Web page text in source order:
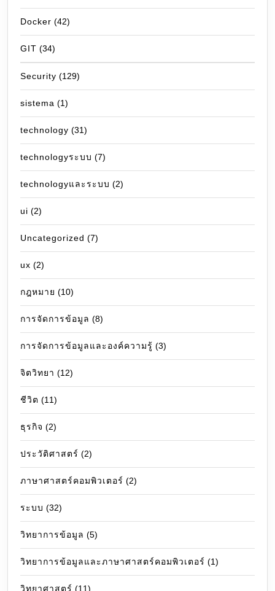
Docker (42)
GIT (34)
Security (129)
sistema (1)
technology (31)
technologyระบบ (7)
technologyและระบบ (2)
ui (2)
Uncategorized (7)
ux (2)
กฎหมาย (10)
การจัดการข้อมูล (8)
การจัดการข้อมูลและองค์ความรู้ (3)
จิตวิทยา (12)
ชีวิต (11)
ธุรกิจ (2)
ประวัติศาสตร์ (2)
ภาษาศาสตร์คอมพิวเตอร์ (2)
ระบบ (32)
วิทยาการข้อมูล (5)
วิทยาการข้อมูลและภาษาศาสตร์คอมพิวเตอร์ (1)
วิทยาศาสตร์ (11)